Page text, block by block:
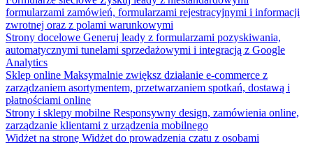
formularzami zamówień, formularzami rejestracyjnymi i informacji
zwrotnej oraz z polami warunkowymi
Strony docelowe Generuj leady z formularzami pozyskiwania,
automatycznymi tunelami sprzedażowymi i integracją z Google
Analytics
Sklep online Maksymalnie zwiększ działanie e-commerce z
zarządzaniem asortymentem, przetwarzaniem spotkań, dostawą i
płatnościami online
Strony i sklepy mobilne Responsywny design, zamówienia online,
zarządzanie klientami z urządzenia mobilnego
Widżet na stronę Widżet do prowadzenia czatu z osobami